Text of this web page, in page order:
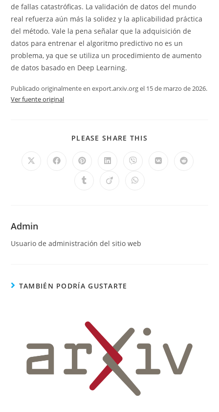
de fallas catastróficas. La validación de datos del mundo
real refuerza aún más la solidez y la aplicabilidad práctica
del método. Vale la pena señalar que la adquisición de
datos para entrenar el algoritmo predictivo no es un
problema, ya que se utiliza un procedimiento de aumento
de datos basado en Deep Learning.
Publicado originalmente en export.arxiv.org el 15 de marzo de 2026.
Ver fuente original
PLEASE SHARE THIS
Admin
Usuario de administración del sitio web
TAMBIÉN PODRÍA GUSTARTE